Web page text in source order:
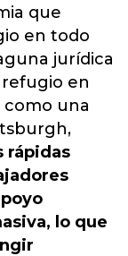
que
en todo
jurídica
en
una
rápidas
lo que